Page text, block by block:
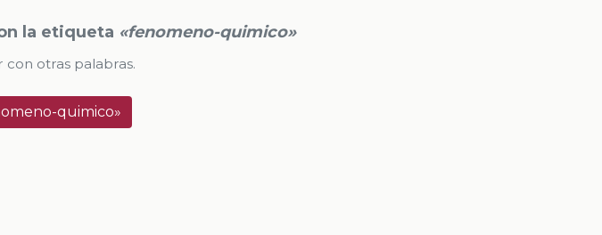
la etiqueta «fenomeno-quimico»
con otras palabras.
quimico»